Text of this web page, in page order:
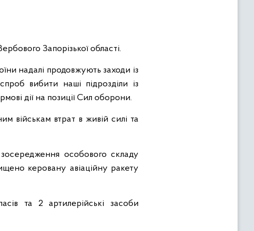
Запорізької області.
надалі продовжують заходи із
вибити наші підрозділи із
дії на позиції Сил оборони.
військам втрат в живій силі та
особового складу
керовану авіаційну ракету
та 2 артилерійські засоби